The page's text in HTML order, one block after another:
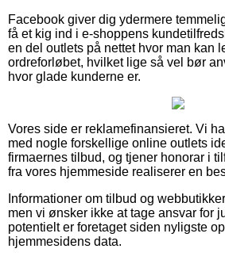
Facebook giver dig ydermere
få et kig ind i e-shoppens
en del outlets på nettet hvor man kan
ordreforløbet, hvilket lige så vel bør
hvor glade kunderne er.
Vores side er reklamefinansieret. Vi
med nogle forskellige online outlets
firmaernes tilbud, og tjener honorar i
fra vores hjemmeside realiserer en
Informationer om tilbud og
men vi ønsker ikke at tage ansvar for
potentielt er foretaget siden nyligste
hjemmesidens data.